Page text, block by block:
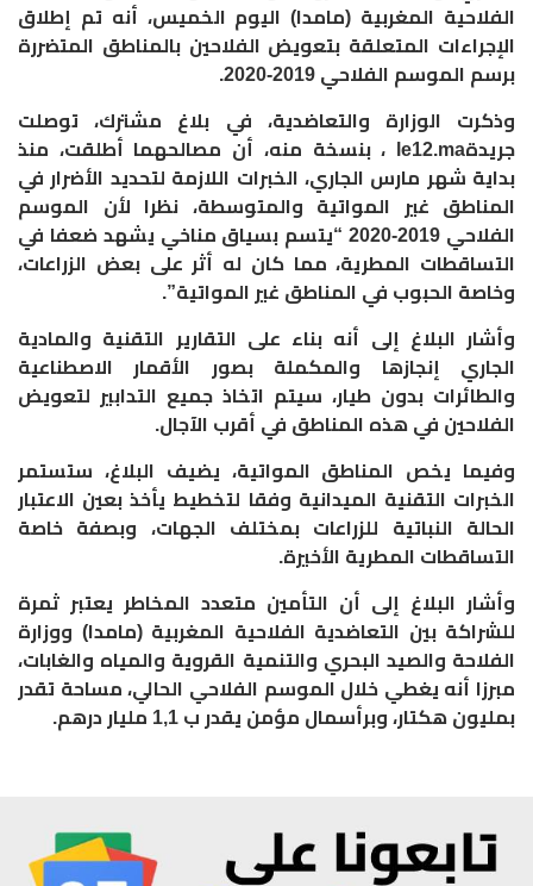
الفلاحية المغربية (مامدا) اليوم الخميس، أنه تم إطلاق
الإجراءات المتعلقة بتعويض الفلاحين بالمناطق المتضررة
برسم الموسم الفلاحي 2019-2020.
وذكرت الوزارة والتعاضدية، في بلاغ مشترك، توصلت
جريدةle12.ma ، بنسخة منه، أن مصالحهما أطلقت، منذ
بداية شهر مارس الجاري، الخبرات اللازمة لتحديد الأضرار في
المناطق غير المواتية والمتوسطة، نظرا لأن الموسم
الفلاحي 2019-2020 “يتسم بسياق مناخي يشهد ضعفا في
التساقطات المطرية، مما كان له أثر على بعض الزراعات،
وخاصة الحبوب في المناطق غير المواتية”.
وأشار البلاغ إلى أنه بناء على التقارير التقنية والمادية
الجاري إنجازها والمكملة بصور الأقمار الاصطناعية
والطائرات بدون طيار، سيتم اتخاذ جميع التدابير لتعويض
الفلاحين في هذه المناطق في أقرب الآجال.
وفيما يخص المناطق المواتية، يضيف البلاغ، ستستمر
الخبرات التقنية الميدانية وفقا لتخطيط يأخذ بعين الاعتبار
الحالة النباتية للزراعات بمختلف الجهات، وبصفة خاصة
التساقطات المطرية الأخيرة.
وأشار البلاغ إلى أن التأمين متعدد المخاطر يعتبر ثمرة
للشراكة بين التعاضدية الفلاحية المغربية (مامدا) ووزارة
الفلاحة والصيد البحري والتنمية القروية والمياه والغابات،
مبرزا أنه يغطي خلال الموسم الفلاحي الحالي، مساحة تقدر
بمليون هكتار، وبرأسمال مؤمن يقدر ب 1,1 مليار درهم.